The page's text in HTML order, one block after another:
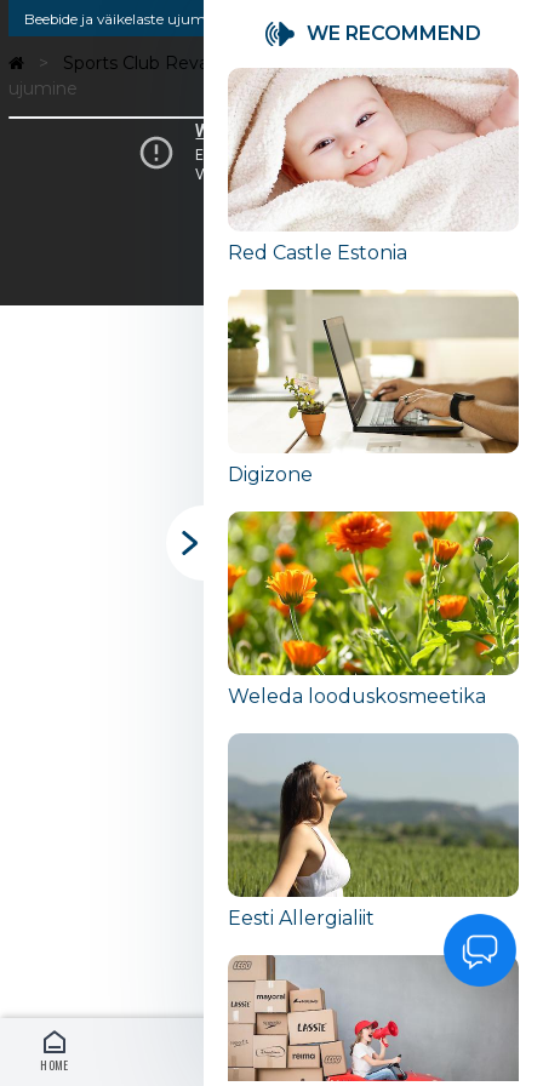
HOME MENU LOG IN
Beebide ja väikelaste ujumine Laste ujumistrenn
Sports Club Reval Sport
Beebide ja väikelaste
ujumine
WE RECOMMEND
Red Castle Estonia
Digizone
Weleda looduskosmeetika
Eesti Allergialiit